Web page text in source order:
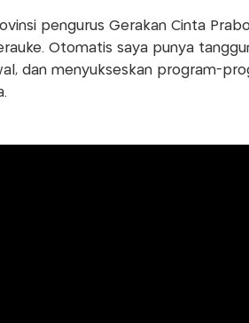
pengurus Gerakan Cinta
Otomatis saya punya
dan menyukseskan program-